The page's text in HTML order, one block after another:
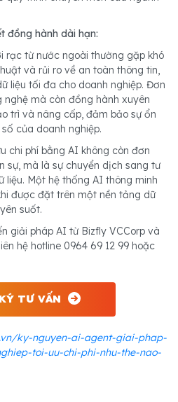
và rủi ro về an toàn thông tin,
liệu tối đa cho doanh nghiệp. Đơn
mà còn đồng hành xuyên
trì và nâng cấp, đảm bảo sự ổn
sự, mà là sự chuyển dịch sang tư
liệu. Một hệ thống AI thông minh
được đặt trên một nền tảng dữ
hệ hotline 0964 69 12 99 hoặc
TƯ VẤN
ky-nguyen-ai-agent-giai-phap-
toi-uu-chi-phi-nhu-the-nao-